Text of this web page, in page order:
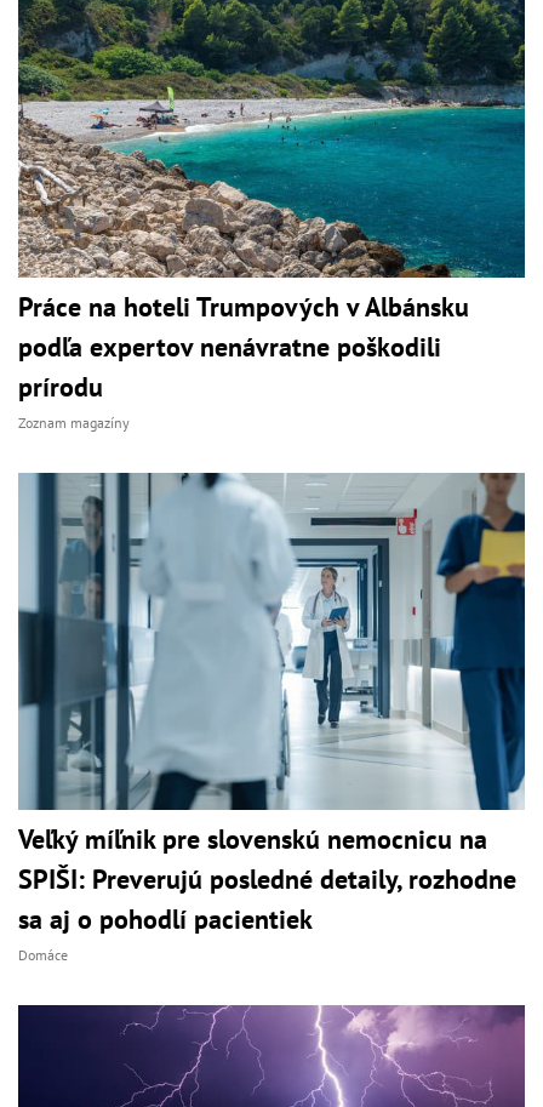
Práce na hoteli Trumpových v Albánsku
podľa expertov nenávratne poškodili
prírodu
Zoznam magazíny
Veľký míľnik pre slovenskú nemocnicu na
SPIŠI: Preverujú posledné detaily, rozhodne
sa aj o pohodlí pacientiek
Domáce